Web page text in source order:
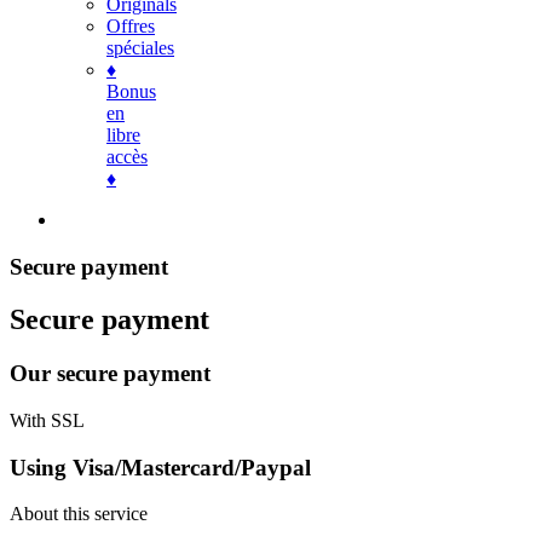
Offres
spéciales
♦
Bonus
en
libre
accès
♦
Secure payment
Secure payment
Our secure payment
With SSL
Using Visa/Mastercard/Paypal
About this service